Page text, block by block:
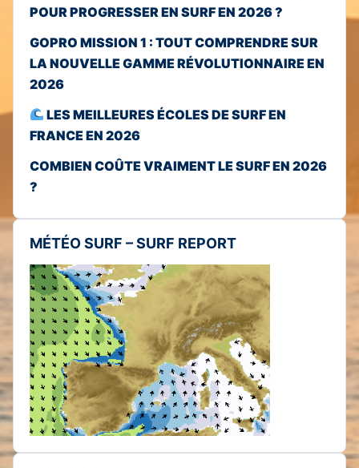
POUR PROGRESSER EN SURF EN 2026 ?
GOPRO MISSION 1 : TOUT COMPRENDRE SUR
LA NOUVELLE GAMME RÉVOLUTIONNAIRE EN
2026
LES MEILLEURES ÉCOLES DE SURF EN
FRANCE EN 2026
COMBIEN COÛTE VRAIMENT LE SURF EN 2026
?
MÉTÉO SURF – SURF REPORT